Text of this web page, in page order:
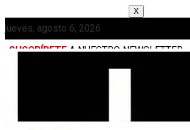
X
jueves, agosto 6, 2026
SUSCRÍBETE A NUESTRO NEWSLETTER